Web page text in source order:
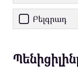
Բելգրադ